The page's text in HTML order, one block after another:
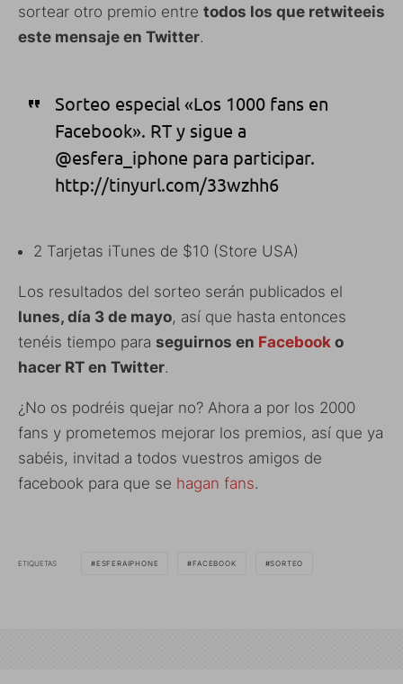
sortear otro premio entre todos los que retwiteeis
este mensaje en Twitter.
Sorteo especial «Los 1000 fans en
Facebook». RT y sigue a
@esfera_iphone para participar.
http://tinyurl.com/33wzhh6
2 Tarjetas iTunes de $10 (Store USA)
Los resultados del sorteo serán publicados el
lunes, día 3 de mayo, así que hasta entonces
tenéis tiempo para seguirnos en Facebook o
hacer RT en Twitter.
¿No os podréis quejar no? Ahora a por los 2000
fans y prometemos mejorar los premios, así que ya
sabéis, invitad a todos vuestros amigos de
facebook para que se hagan fans.
ETIQUETAS ESFERAIPHONE FACEBOOK SORTEO